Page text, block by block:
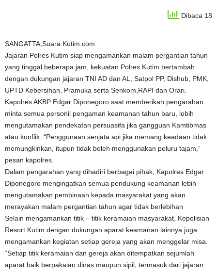
Dibaca 18
SANGATTA,Suara Kutim.com
Jajaran Polres Kutim siap mengamankan malam pergantian tahun
yang tinggal beberapa jam, kekuatan Polres Kutim bertambah
dengan dukungan jajaran TNI AD dan AL, Satpol PP, Dishub, PMK,
UPTD Kebersihan, Pramuka serta Senkom,RAPI dan Orari.
Kapolres AKBP Edgar Diponegoro saat memberikan pengarahan
minta semua personil pengaman keamanan tahun baru, lebih
mengutamakan pendekatan persuasifa jika gangguan Kamtibmas
atau konflik. “Penggunaan senjata api jika memang keadaan tidak
memungkinkan, itupun tidak boleh menggunakan peluru tajam,”
pesan kapolres.
Dalam pengarahan yang dihadiri berbagai pihak, Kapolres Edgar
Diponegoro mengingatkan semua pendukung keamanan lebih
mengutamakan pembinaan kepada masyarakat yang akan
merayakan malam pergantian tahun agar tidak berlebihan
Selain mengamankan titik – titik keramaian masyarakat, Kepolisian
Resort Kutim dengan dukungan aparat keamanan lainnya juga
mengamankan kegiatan setiap gereja yang akan menggelar misa.
“Setiap titik keramaian dan gereja akan ditempatkan sejumlah
aparat baik berpakaian dinas maupun sipil, termasuk dari jajaran